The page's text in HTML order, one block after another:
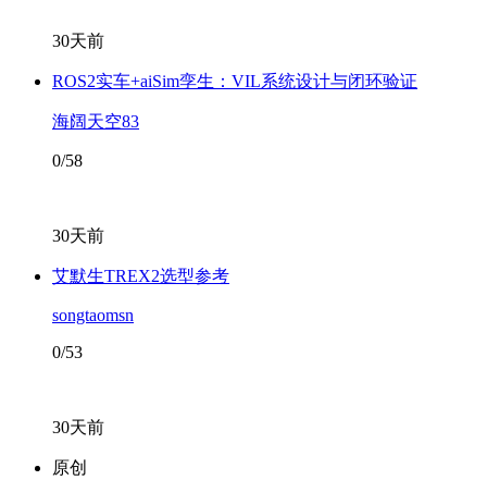
30天前
ROS2实车+aiSim孪生：VIL系统设计与闭环验证
海阔天空83
0/58
30天前
艾默生TREX2选型参考
songtaomsn
0/53
30天前
原创